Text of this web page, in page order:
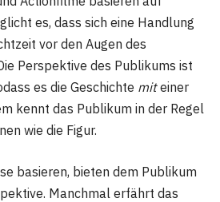
es, dass sich eine Handlung
vor den Augen des
Perspektive des Publikums ist
es die Geschichte miteiner
kennt das Publikum in der Regel
wie die Figur.
basieren, bieten dem Publikum
Manchmal erfährt das